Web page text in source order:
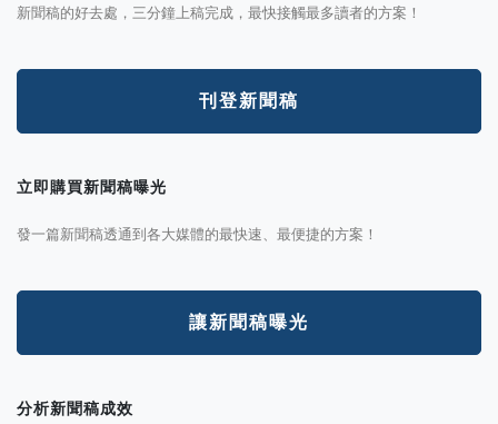
新聞稿的好去處，三分鐘上稿完成，最快接觸最多讀者的方案！
刊登新聞稿
立即購買新聞稿曝光
發一篇新聞稿透通到各大媒體的最快速、最便捷的方案！
讓新聞稿曝光
分析新聞稿成效